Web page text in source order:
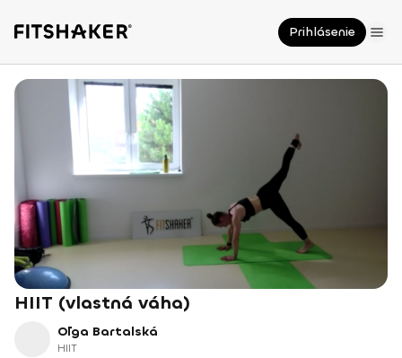
Prihlásenie
HIIT (vlastná váha)
Oľga Bartalská
HIIT